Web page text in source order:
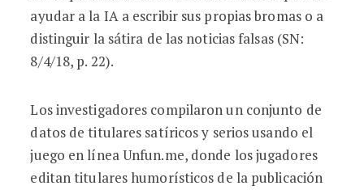
ayudar a la IA a escribir sus propias bromas o a
distinguir la sátira de las noticias falsas (SN:
8/4/18, p. 22).
Los investigadores compilaron un conjunto de
datos de titulares satíricos y serios usando el
juego en línea Unfun.me, donde los jugadores
editan titulares humorísticos de la publicación